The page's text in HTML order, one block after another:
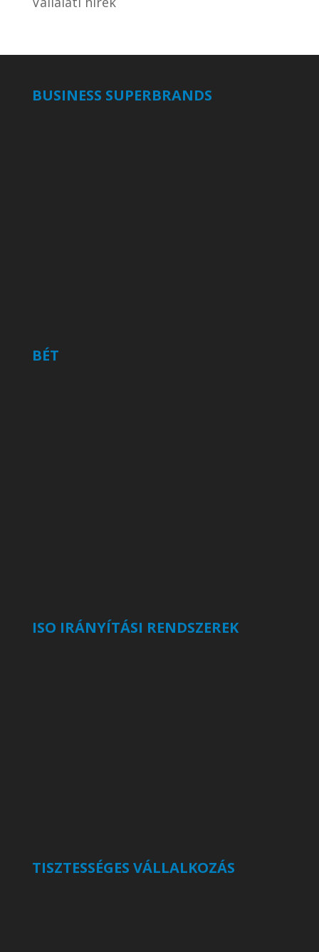
BUSINESS SUPERBRANDS
BÉT
ISO IRÁNYÍTÁSI RENDSZEREK
TISZTESSÉGES VÁLLALKOZÁS